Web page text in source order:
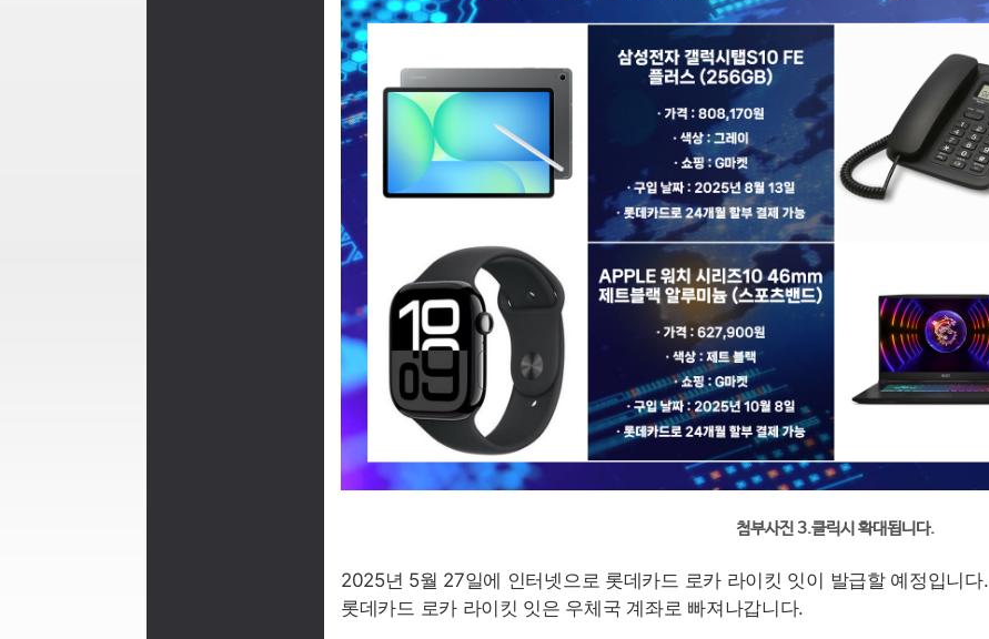
첨부사진 3.클릭시 확대됩니다.
2025년 5월 27일에 인터넷으로 롯데카드 로카 라이킷 잇이 발급할 예정입니다.
롯데카드 로카 라이킷 잇은 우체국 계좌로 빠져나갑니다.